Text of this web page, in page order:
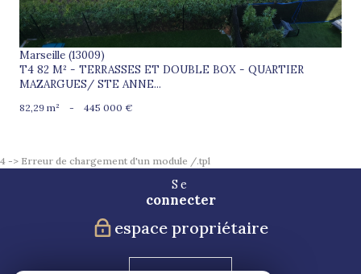
Marseille (13009)
T4 82 M² - TERRASSES ET DOUBLE BOX - QUARTIER
MAZARGUES/ STE ANNE...
82,29 m² - 445 000 €
4 -> Erreur de chargement d'un module /.tpl
Se
connecter
espace propriétaire